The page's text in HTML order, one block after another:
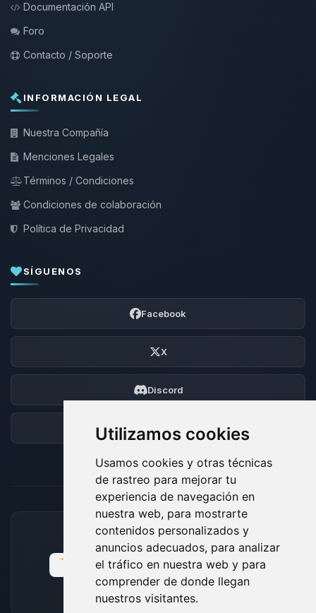
Utilizamos cookies
Usamos cookies y otras técnicas
de rastreo para mejorar tu
experiencia de navegación en
nuestra web, para mostrarte
contenidos personalizados y
anuncios adecuados, para analizar
el tráfico en nuestra web y para
comprender de donde llegan
nuestros visitantes.
Documentación API
Foro
Contacto / Soporte
INFORMACIÓN LEGAL
Nuestra Compañía
Menciones Legales
Términos / Condiciones
Condiciones de colaboración
Política de Privacidad
SÍGUENOS
Facebook
X
Discord
Foro
MÉTODOS DE PAGO ACEPTADOS